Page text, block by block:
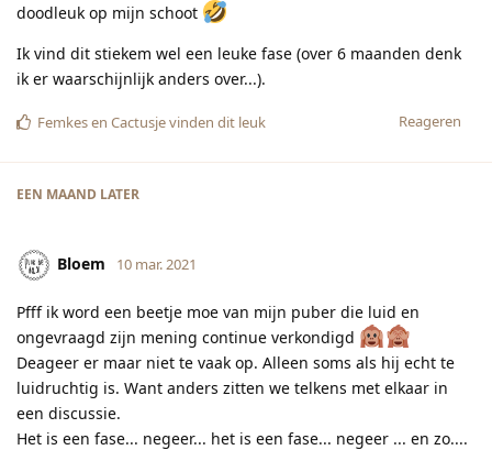
doodleuk op mijn schoot
Ik vind dit stiekem wel een leuke fase (over 6 maanden denk
ik er waarschijnlijk anders over...).
Reageren
Femkesen Cactusjevinden dit leuk
EEN MAAND LATER
Bloem 10 mar. 2021
Pfff ik word een beetje moe van mijn puber die luid en
ongevraagd zijn mening continue verkondigd
Deageer er maar niet te vaak op. Alleen soms als hij echt te
luidruchtig is. Want anders zitten we telkens met elkaar in
een discussie.
Het is een fase... negeer... het is een fase... negeer ... en zo....